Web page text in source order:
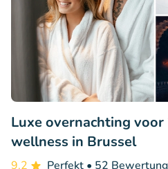
Luxe overnachting
wellness in Brussel
9.2 Perfekt • 52